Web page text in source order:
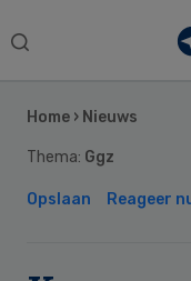
Search
Home › Nieuws
Thema: Ggz
Opslaan Reageer
Sidebar